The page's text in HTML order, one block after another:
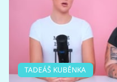
TADEÁŠ KUBĚNKA